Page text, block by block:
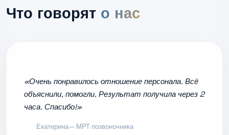
Что говорят о нас
«Очень понравилось отношение персонала. Всё
объяснили, помогли. Результат получила через 2
часа. Спасибо!»
Екатерина— МРТ позвоночника